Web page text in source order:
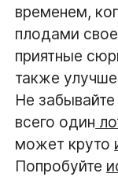
временем,
плодами
приятные
также
Не
всего один
может круто
Попробуйте